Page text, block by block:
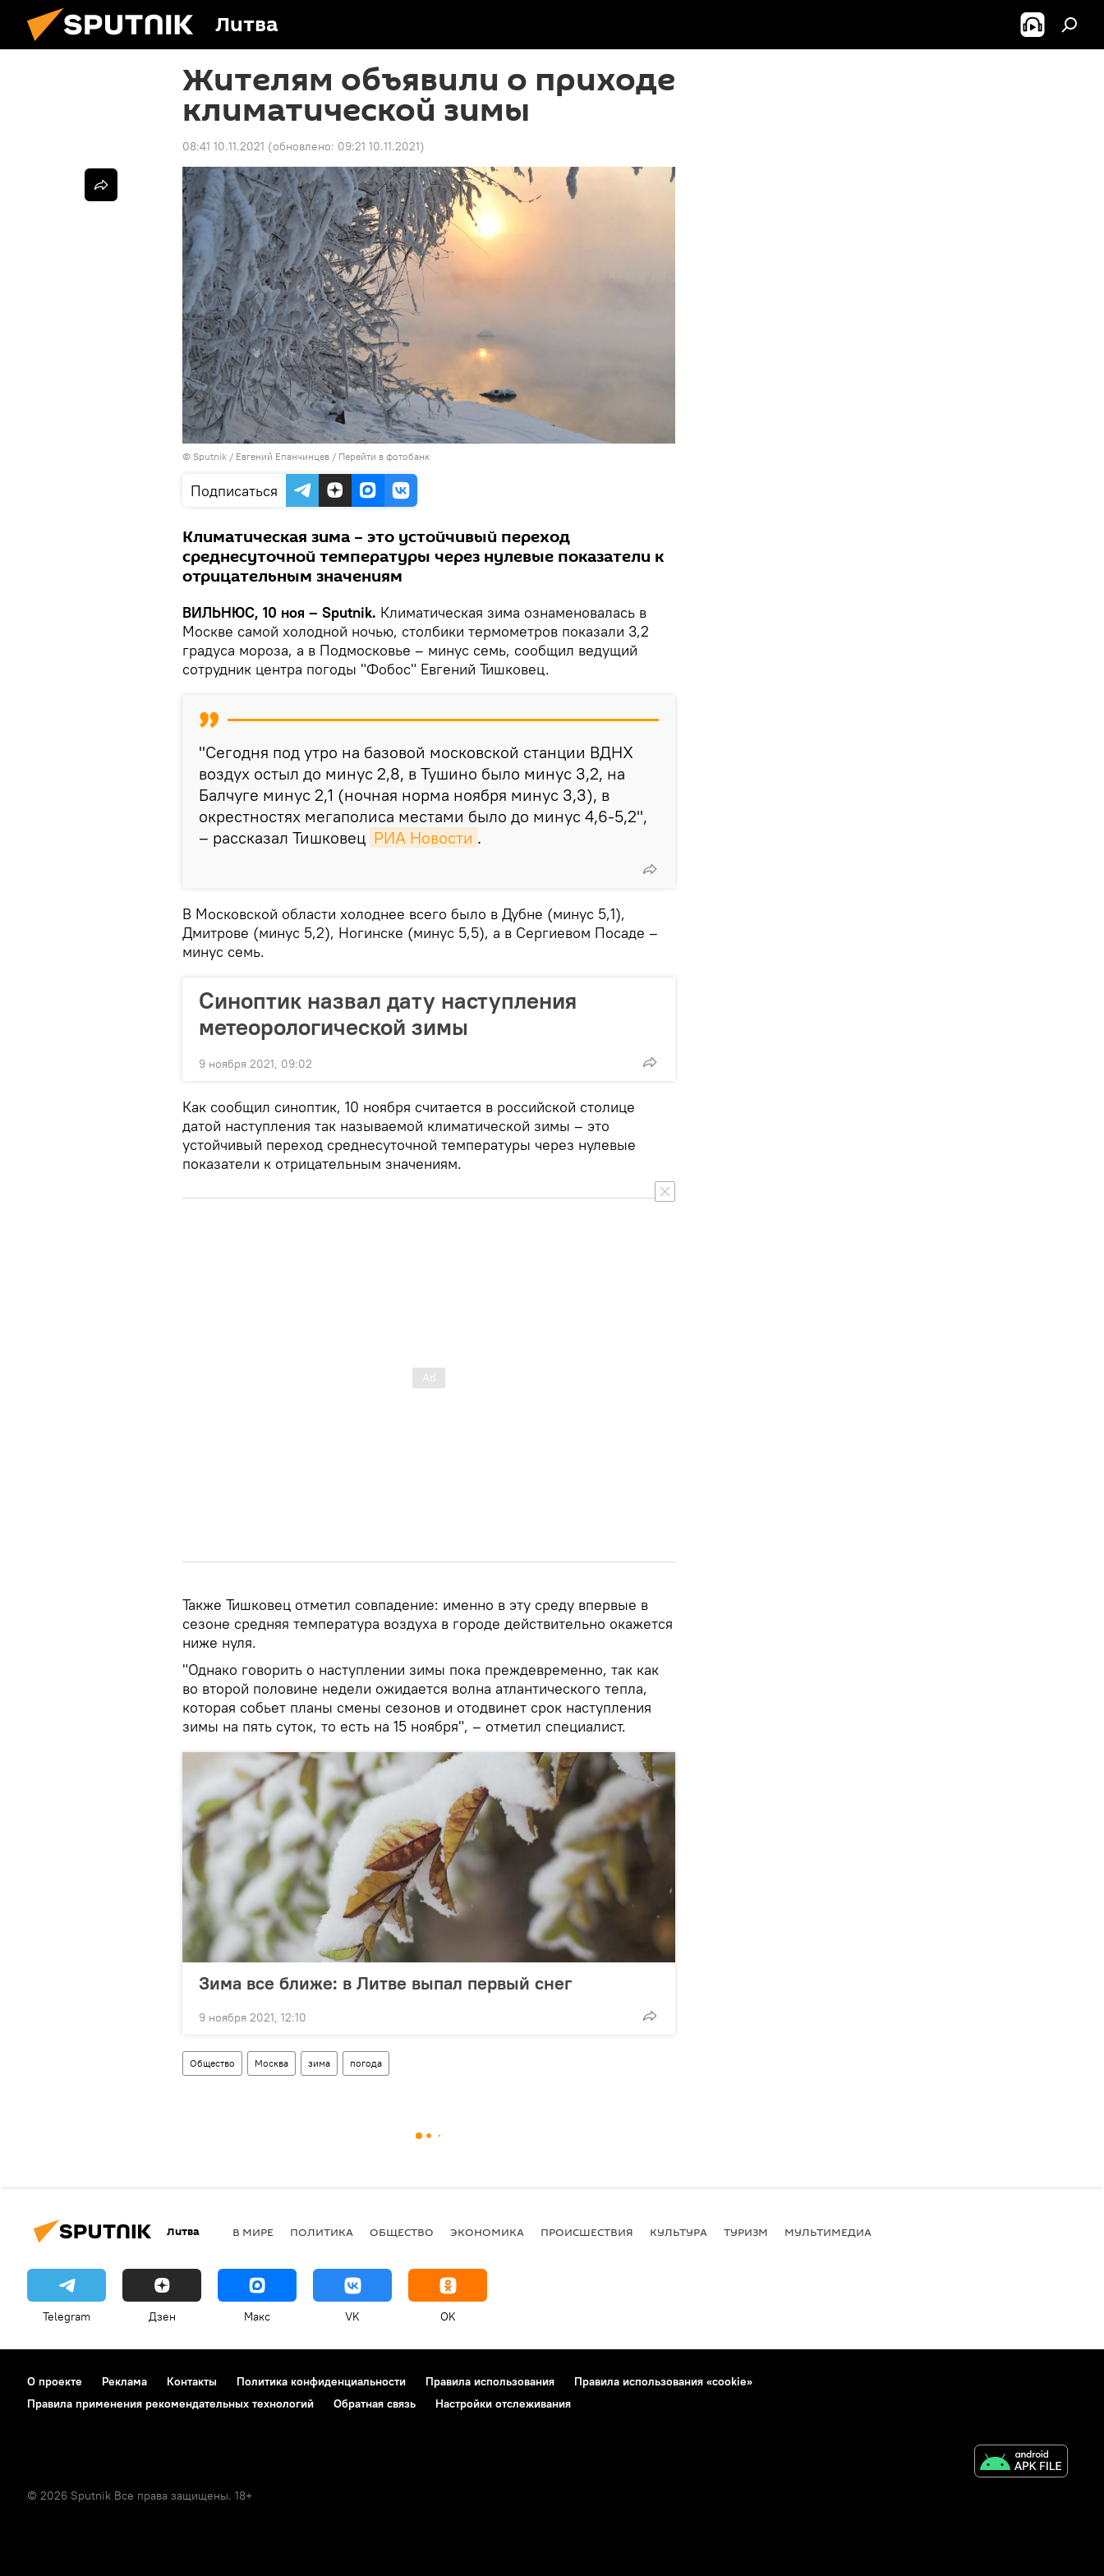
Литва
Жителям объявили о приходе
климатической зимы
08:41 10.11.2021 (обновлено: 09:21 10.11.2021)
© Sputnik / Евгений Епанчинцев / Перейти в фотобанк
Подписаться
Климатическая зима – это устойчивый переход
среднесуточной температуры через нулевые показатели к
отрицательным значениям
ВИЛЬНЮС, 10 ноя – Sputnik. Климатическая зима ознаменовалась в
Москве самой холодной ночью, столбики термометров показали 3,2
градуса мороза, а в Подмосковье – минус семь, сообщил ведущий
сотрудник центра погоды "Фобос" Евгений Тишковец.
"Сегодня под утро на базовой московской станции ВДНХ
воздух остыл до минус 2,8, в Тушино было минус 3,2, на
Балчуге минус 2,1 (ночная норма ноября минус 3,3), в
окрестностях мегаполиса местами было до минус 4,6-5,2",
– рассказал Тишковец РИА Новости .
В Московской области холоднее всего было в Дубне (минус 5,1),
Дмитрове (минус 5,2), Ногинске (минус 5,5), а в Сергиевом Посаде –
минус семь.
Синоптик назвал дату наступления
метеорологической зимы
9 ноября 2021, 09:02
Как сообщил синоптик, 10 ноября считается в российской столице
датой наступления так называемой климатической зимы – это
устойчивый переход среднесуточной температуры через нулевые
показатели к отрицательным значениям.
Также Тишковец отметил совпадение: именно в эту среду впервые в
сезоне средняя температура воздуха в городе действительно окажется
ниже нуля.
"Однако говорить о наступлении зимы пока преждевременно, так как
во второй половине недели ожидается волна атлантического тепла,
которая собьет планы смены сезонов и отодвинет срок наступления
зимы на пять суток, то есть на 15 ноября", – отметил специалист.
Зима все ближе: в Литве выпал первый снег
9 ноября 2021, 12:10
Общество Москва зима погода
Литва В МИРЕ ПОЛИТИКА ОБЩЕСТВО ЭКОНОМИКА ПРОИСШЕСТВИЯ КУЛЬТУРА ТУРИЗМ МУЛЬТИМЕДИА
Telegram Дзен Макс VK OK
О проекте Реклама Контакты Политика конфиденциальности Правила использования
Правила использования «cookie»
Правила применения рекомендательных технологий
Обратная связь Настройки отслеживания
© 2026 Sputnik Все права защищены. 18+